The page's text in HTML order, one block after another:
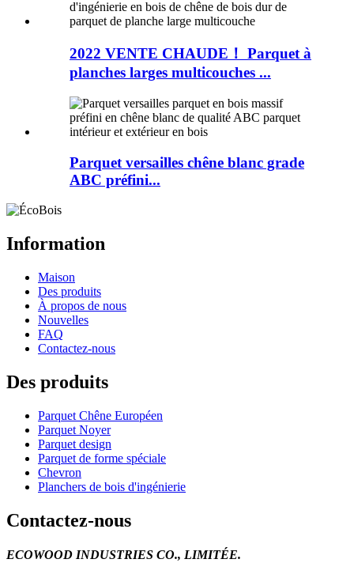
2022 VENTE CHAUDE！ Parquet à
planches larges multicouches ...
Parquet versailles chêne blanc grade
ABC préfini...
Information
Maison
Des produits
À propos de nous
Nouvelles
FAQ
Contactez-nous
Des produits
Parquet Chêne Européen
Parquet Noyer
Parquet design
Parquet de forme spéciale
Chevron
Planchers de bois d'ingénierie
Contactez-nous
ECOWOOD INDUSTRIES CO., LIMITÉE.